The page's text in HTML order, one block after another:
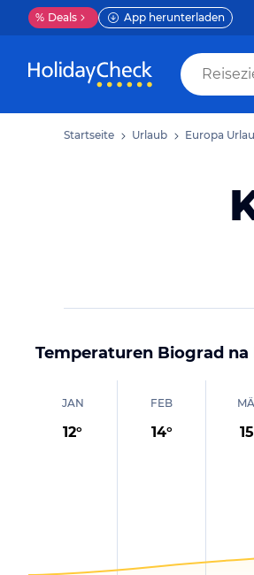
% Deals App herunterladen
Startseite Urlaub Europa
Temperaturen Biograd na
JAN
12°
FEB
14° 15